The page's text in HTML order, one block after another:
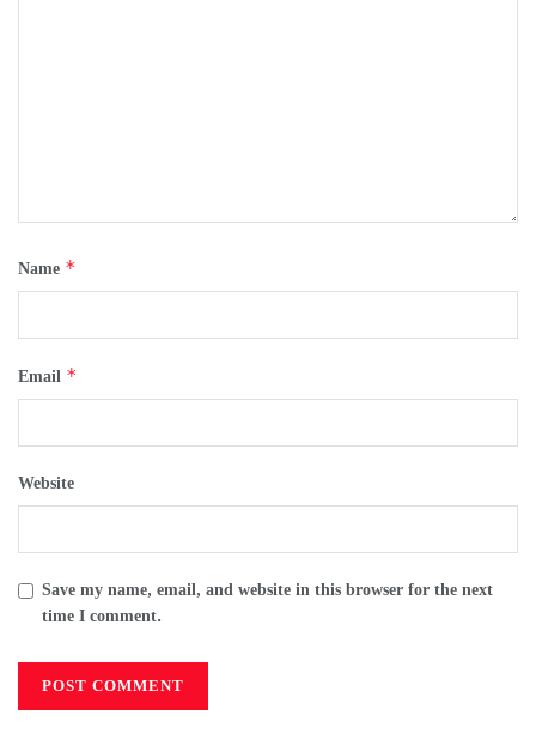
Name *
Email *
Website
Save my name, email, and website in this browser for the next
time I comment.